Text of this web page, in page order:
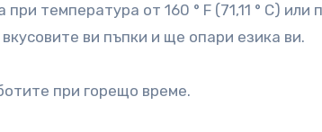
температура от 160 ° F (71,11 ° С) или
ви пъпки и ще опари езика ви.
при горещо време.